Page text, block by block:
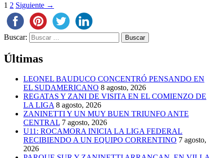
1 2 Siguiente →
Buscar:
Últimas
LEONEL BAUDUCO CONCENTRÓ PENSANDO EN
EL SUDAMERICANO 8 agosto, 2026
REGATAS Y ZANI DE VISITA EN EL COMIENZO DE
LA LIGA 8 agosto, 2026
ZANINETTI Y UN MUY BUEN TRIUNFO ANTE
CENTRAL 7 agosto, 2026
U11: ROCAMORA INICIA LA LIGA FEDERAL
RECIBIENDO A UN EQUIPO CORRENTINO 7 agosto,
2026